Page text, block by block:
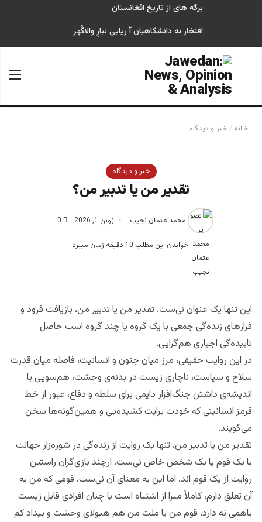
برگه های از تاریخ افغانستان
افتخار به دانشگاهیان آ ریایی تبارِ والاگُهر
جستجو برای
خانه / خبر و دیدگاه
خبر و دیدگاه
تقدیر من یا تدبیر من؟
محمد عثمان نجیب ژوئن 1, 2026 0
خواندن این مطلب 10 دقیقه زمان میبرد
این تنها یک عنوان نی‌ست. تقدیر من یا تدبیر من، بازیافت فرود و
فرازهای زنده‌گی جمعی با یک گروه یا چند گروه است حاصل
تابیده‌‌گی اجباری هم‌گرایی.
در این روایت حقیقی، مرز میان جنون و انسانیت، فاصله میان قدرت
سلاح و سیاست، ناچاری زیست در بدنه‌ی وحشت، هم‌سویی با
اندیشه‌ی داشتن جنگ‌افزار دایمی برای سلطه و دفاع، عبور از خط
قرمز انسانیتی که خودت برایت کشیده‌یی و همین‌گونه‌ها سخن
می‌گویند.
تقدیر من یا تدبیر من، تنها یک روایت از زنده‌گی در شوره‌زار جهالت
با یک قوم یا یک شخص خاص نی‌ست. ارچند بازی‌گران راستین
روایت از یک قوم اند. اما این به معنای آن نی‌ست، قومی که من به
آن تعلق دارم، کاملاً مبرا از اشتباه است یا چنان افرادی قابل زیست
باهمی نه دارد. قوم من یا ملت من هم هیولای وحشت و بیداد کم‌